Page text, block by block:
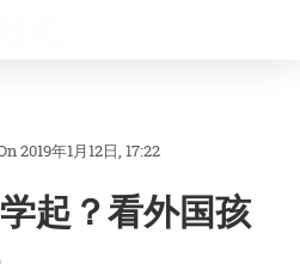
2019年1月12日, 17:22
起？看外国孩